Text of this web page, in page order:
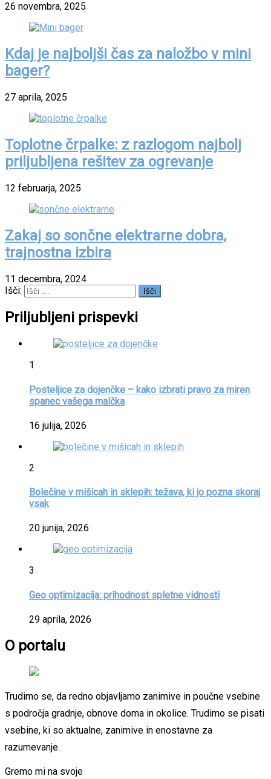
26 novembra, 2025
Kdaj je najboljši čas za naložbo v mini
bager?
27 aprila, 2025
Toplotne črpalke: z razlogom najbolj
priljubljena rešitev za ogrevanje
12 februarja, 2025
Zakaj so sončne elektrarne dobra,
trajnostna izbira
11 decembra, 2024
Išči:
Priljubljeni prispevki
1
Posteljice za dojenčke – kako izbrati pravo za miren
spanec vašega malčka
16 julija, 2026
2
Bolečine v mišicah in sklepih: težava, ki jo pozna skoraj
vsak
20 junija, 2026
3
Geo optimizacija: prihodnost spletne vidnosti
29 aprila, 2026
O portalu
Trudimo se, da redno objavljamo zanimive in poučne vsebine
s področja gradnje, obnove doma in okolice. Trudimo se pisati
vsebine, ki so aktualne, zanimive in enostavne za
razumevanje.
Gremo mi na svoje